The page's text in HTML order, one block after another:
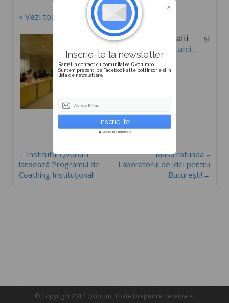
« Vezi toate noutățile
Pentru detalii și
înscriere click aici.
←Institutul Qvorum
lansează Programul de
Coaching Instituțional!
Masa rotunda –
Laboratorul de idei pentru
București!→
© Copyright 2014 Qvorum. Toate Drepturile Rezervate.
Inscrie-te la newsletter
Ramai in contact cu comunitatea Qvorum.ro.
Suntem prezenti pe Facebook si te poti inscrie si in
lista de newslettere.
Adresa EMail
Secure and Spam free...